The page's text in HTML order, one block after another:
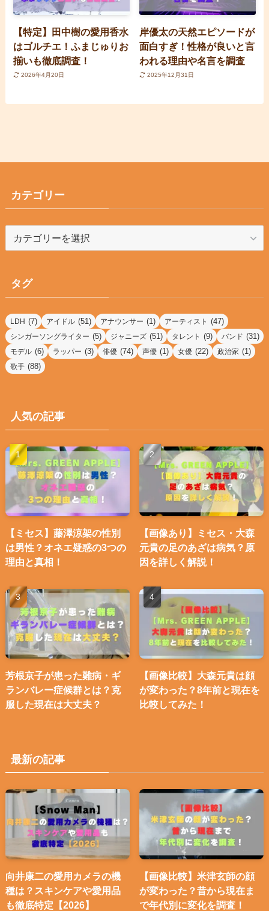
【特定】田中樹の愛用香水
はゴルチエ！ふまじゅりお
揃いも徹底調査！
2026年4月20日
岸優太の天然エピソードが
面白すぎ！性格が良いと言
われる理由や名言を調査
2025年12月31日
カテゴリー
ー
タグ
LDH (7) アイドル (51) アナウンサー (1) アーティスト (47)
シンガーソングライター (5) ジャニーズ (51) タレント (9) バンド (31)
モデル (6) ラッパー (3) 俳優 (74) 声優 (1) 女優 (22) 政治家 (1)
歌手 (88)
人気の記事
【ミセス】藤澤涼架の性別
は男性？オネエ疑惑の3つの
理由と真相！
【画像あり】ミセス・大森
元貴の足のあざは病気？原
因を詳しく解説！
芳根京子が患った難病・ギ
ランバレー症候群とは？克
服した現在は大丈夫？
【画像比較】大森元貴は顔
が変わった？8年前と現在を
比較してみた！
最新の記事
向井康二の愛用カメラの機
種は？スキンケアや愛用品
も徹底特定【2026】
【画像比較】米津玄師の顔
が変わった？昔から現在ま
で年代別に変化を調査！